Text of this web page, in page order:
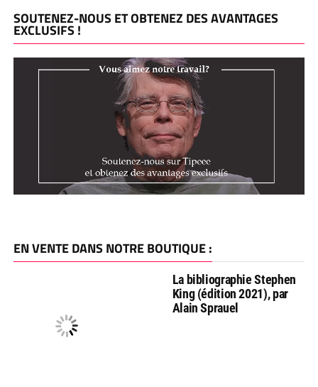
SOUTENEZ-NOUS ET OBTENEZ DES AVANTAGES
EXCLUSIFS !
EN VENTE DANS NOTRE BOUTIQUE :
La bibliographie Stephen
King (édition 2021), par
Alain Sprauel